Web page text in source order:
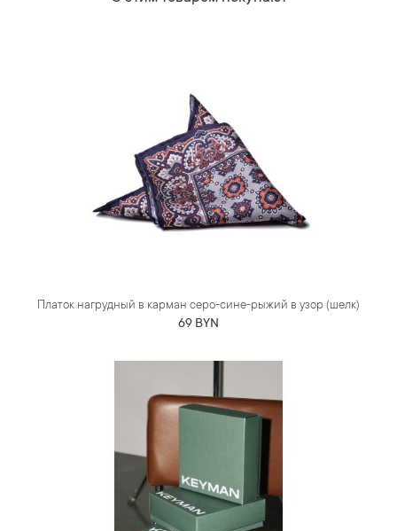
Платок нагрудный в карман серо-сине-рыжий в узор (шелк)
69 BYN